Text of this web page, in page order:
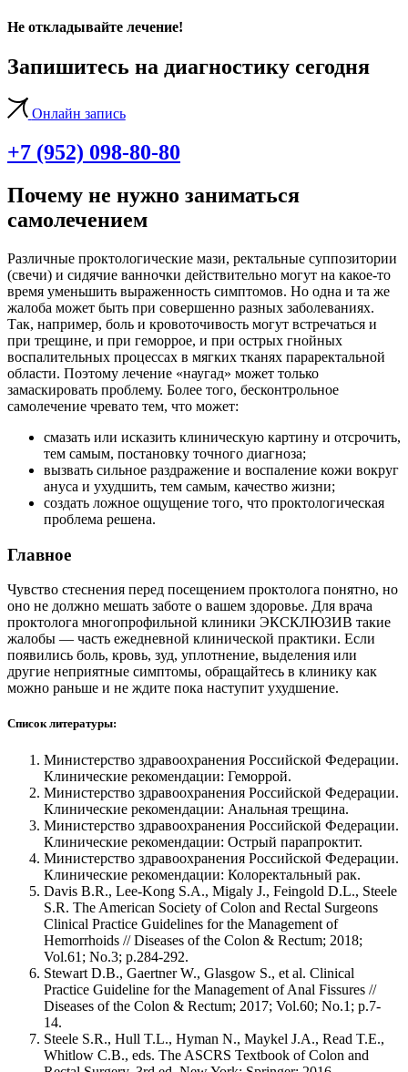
Не откладывайте лечение!
Запишитесь на диагностику сегодня
Онлайн запись
+7 (952) 098-80-80
Почему не нужно заниматься
самолечением
Различные проктологические мази, ректальные суппозитории
(свечи) и сидячие ванночки действительно могут на какое-то
время уменьшить выраженность симптомов. Но одна и та же
жалоба может быть при совершенно разных заболеваниях.
Так, например, боль и кровоточивость могут встречаться и
при трещине, и при геморрое, и при острых гнойных
воспалительных процессах в мягких тканях параректальной
области. Поэтому лечение «наугад» может только
замаскировать проблему. Более того, бесконтрольное
самолечение чревато тем, что может:
смазать или исказить клиническую картину и отсрочить,
тем самым, постановку точного диагноза;
вызвать сильное раздражение и воспаление кожи вокруг
ануса и ухудшить, тем самым, качество жизни;
создать ложное ощущение того, что проктологическая
проблема решена.
Главное
Чувство стеснения перед посещением проктолога понятно, но
оно не должно мешать заботе о вашем здоровье. Для врача
проктолога многопрофильной клиники ЭКСКЛЮЗИВ такие
жалобы — часть ежедневной клинической практики. Если
появились боль, кровь, зуд, уплотнение, выделения или
другие неприятные симптомы, обращайтесь в клинику как
можно раньше и не ждите пока наступит ухудшение.
Список литературы:
Министерство здравоохранения Российской Федерации.
Клинические рекомендации: Геморрой.
Министерство здравоохранения Российской Федерации.
Клинические рекомендации: Анальная трещина.
Министерство здравоохранения Российской Федерации.
Клинические рекомендации: Острый парапроктит.
Министерство здравоохранения Российской Федерации.
Клинические рекомендации: Колоректальный рак.
Davis B.R., Lee-Kong S.A., Migaly J., Feingold D.L., Steele
S.R. The American Society of Colon and Rectal Surgeons
Clinical Practice Guidelines for the Management of
Hemorrhoids // Diseases of the Colon & Rectum; 2018;
Vol.61; No.3; р.284-292.
Stewart D.B., Gaertner W., Glasgow S., et al. Clinical
Practice Guideline for the Management of Anal Fissures //
Diseases of the Colon & Rectum; 2017; Vol.60; No.1; р.7-
14.
Steele S.R., Hull T.L., Hyman N., Maykel J.A., Read T.E.,
Whitlow C.B., eds. The ASCRS Textbook of Colon and